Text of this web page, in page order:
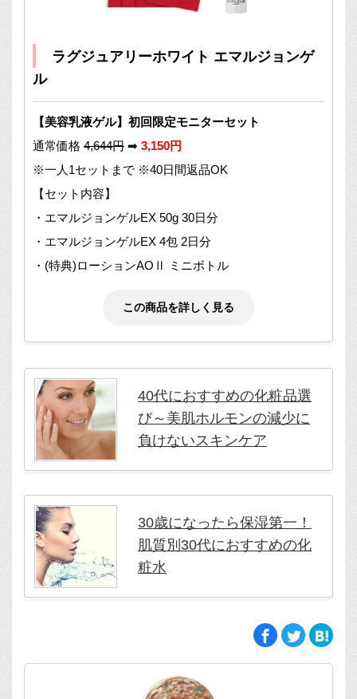
ラグジュアリーホワイト エマルジョンゲ
ル
【美容乳液ゲル】初回限定モニターセット
通常価格 4,644円 ➡ 3,150円
※一人1セットまで ※40日間返品OK
【セット内容】
・エマルジョンゲルEX 50g 30日分
・エマルジョンゲルEX 4包 2日分
・(特典)ローションAOⅡ ミニボトル
この商品を詳しく見る
40代におすすめの化粧品選
び～美肌ホルモンの減少に
負けないスキンケア
30歳になったら保湿第一！
肌質別30代におすすめの化
粧水